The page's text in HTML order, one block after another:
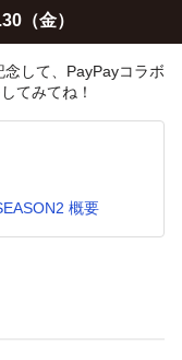
（金）
して、PayPayコラボ
てみてね！
概要